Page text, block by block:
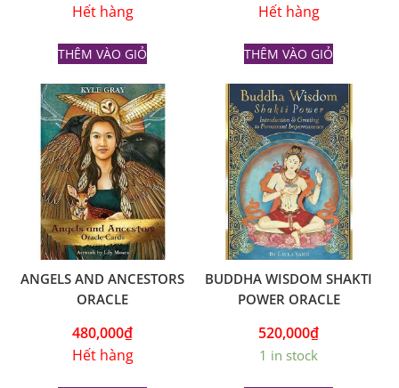
Hết hàng
THÊM VÀO GIỎ
Hết hàng
THÊM VÀO GIỎ
ANGELS AND ANCESTORS
ORACLE
480,000₫
Hết hàng
BUDDHA WISDOM SHAKTI
POWER ORACLE
520,000₫
1 in stock